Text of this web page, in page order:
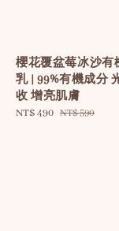
櫻花覆盆莓冰沙有
乳 | 99%有機成分
收 增亮肌膚
Sale
NT$ 490 Regular
NT$ 590